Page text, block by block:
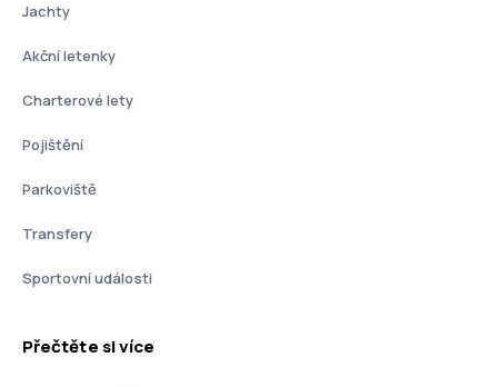
Jachty
Akční letenky
Charterové lety
Pojištění
Parkoviště
Transfery
Sportovní události
Přečtěte si více